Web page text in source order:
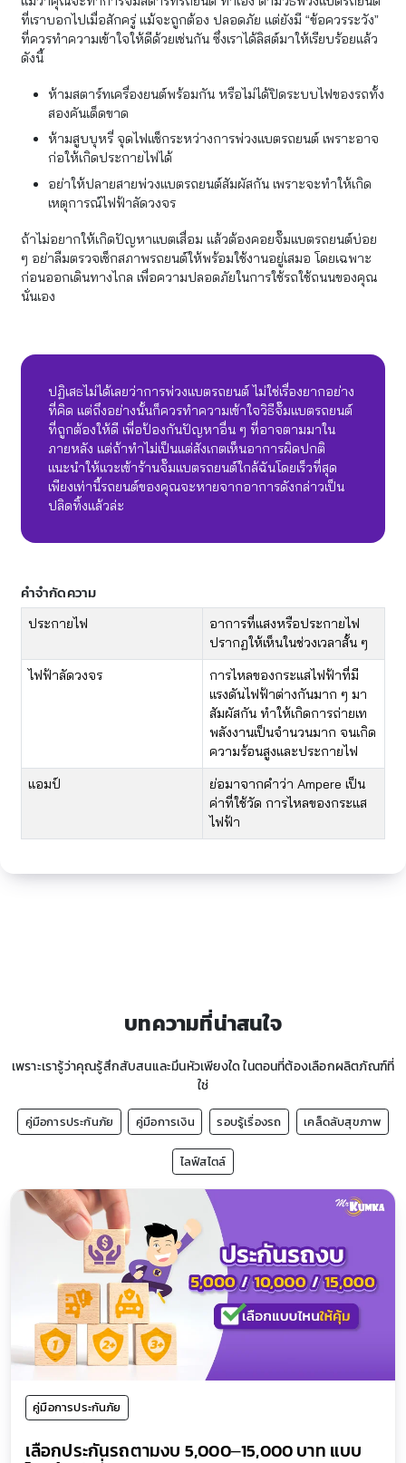
ที่เราบอกไปเมื่อสักครู่ แม้จะถูกต้อง ปลอดภัย แต่ยังมี “ข้อควรระวัง”
ที่ควรทำความเข้าใจให้ดีด้วยเช่นกัน ซึ่งเราได้ลิสต์มาให้เรียบร้อยแล้ว
ดังนี้
ห้ามสตาร์ทเครื่องยนต์พร้อมกัน หรือไม่ได้ปิดระบบไฟของรถทั้ง
สองคันเด็ดขาด
ห้ามสูบบุหรี่ จุดไฟแช็กระหว่างการพ่วงแบตรถยนต์ เพราะอาจ
ก่อให้เกิดประกายไฟได้
อย่าให้ปลายสายพ่วงแบตรถยนต์สัมผัสกัน เพราะจะทำให้เกิด
เหตุการณ์ไฟฟ้าลัดวงจร
ถ้าไม่อยากให้เกิดปัญหาแบตเสื่อม แล้วต้องคอยจั๊มแบตรถยนต์บ่อย
ๆ อย่าลืมตรวจเช็กสภาพรถยนต์ให้พร้อมใช้งานอยู่เสมอ โดยเฉพาะ
ก่อนออกเดินทางไกล เพื่อความปลอดภัยในการใช้รถใช้ถนนของคุณ
นั่นเอง
ปฏิเสธไม่ได้เลยว่าการพ่วงแบตรถยนต์ ไม่ใช่เรื่องยากอย่าง
ที่คิด แต่ถึงอย่างนั้นก็ควรทำความเข้าใจวิธีจั๊มแบตรถยนต์
ที่ถูกต้องให้ดี เพื่อป้องกันปัญหาอื่น ๆ ที่อาจตามมาใน
ภายหลัง แต่ถ้าทำไม่เป็นแต่สังเกตเห็นอาการผิดปกติ
แนะนำให้แวะเข้าร้านจั๊มแบตรถยนต์ใกล้ฉันโดยเร็วที่สุด
เพียงเท่านี้รถยนต์ของคุณจะหายจากอาการดังกล่าวเป็น
ปลิดทิ้งแล้วล่ะ
คำจำกัดความ
​​ประกายไฟ
​อาการที่แสงหรือประกายไฟ
ปรากฏให้เห็นในช่วงเวลาสั้น ๆ
​ไฟฟ้าลัดวงจร
​การไหลของกระแสไฟฟ้าที่มี
แรงดันไฟฟ้าต่างกันมาก ๆ มา
สัมผัสกัน ทำให้เกิดการถ่ายเท
พลังงานเป็นจำนวนมาก จนเกิด
ความร้อนสูงและประกายไฟ
​แอมป์
​ย่อมาจากคำว่า Ampere เป็น
ค่าที่ใช้วัด การไหลของกระแส
ไฟฟ้า​
บทความที่น่าสนใจ
เพราะเรารู้ว่าคุณรู้สึกสับสนและมึนหัวเพียงใด ในตอนที่ต้องเลือกผลิตภัณฑ์ที่
ใช่
คู่มือการประกันภัย คู่มือการเงิน รอบรู้เรื่องรถ เคล็ดลับสุขภาพ
ไลฟ์สไตล์
คู่มือการประกันภัย
เลือกประกันรถตามงบ 5,000–15,000 บาท แบบ